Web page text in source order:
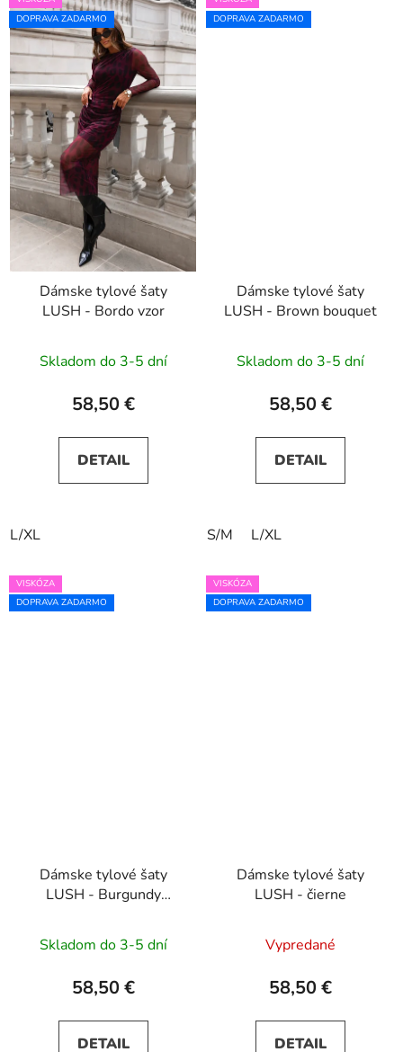
DOPRAVA ZADARMO
Dámske tylové šaty
LUSH - Bordo vzor
Skladom do 3-5 dní
58,50 €
DETAIL
L/XL
DOPRAVA ZADARMO
Dámske tylové šaty
LUSH - Brown bouquet
Skladom do 3-5 dní
58,50 €
DETAIL
S/M L/XL
VISKÓZA
DOPRAVA ZADARMO
Dámske tylové šaty
LUSH - Burgundy
Skladom do 3-5 dní
58,50 €
DETAIL
VISKÓZA
DOPRAVA ZADARMO
Dámske tylové šaty
LUSH - čierne
Vypredané
58,50 €
DETAIL